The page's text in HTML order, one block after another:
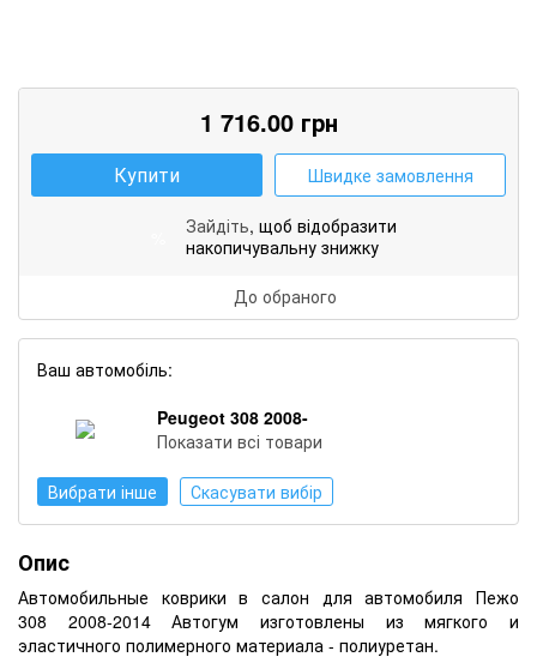
1 716.00грн
Купити Швидке замовлення
Зайдіть, щоб відобразити
накопичувальну знижку
До обраного
Ваш автомобіль:
Peugeot 308 2008-
Показати всі товари
Вибрати інше Скасувати вибір
Опис
Автомобильные коврики в салон для автомобиля Пежо
308 2008-2014 Автогум изготовлены из мягкого и
эластичного полимерного материала - полиуретан.